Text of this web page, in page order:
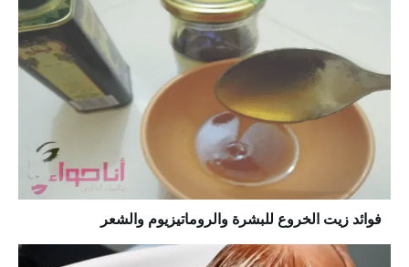
فوائد زيت الخروع للبشرة والروماتيزيوم والشعر